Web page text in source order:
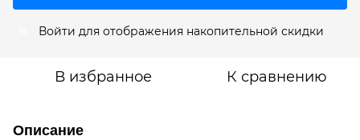
Войти для отображения накопительной скидки
В избранное К сравнению
Описание